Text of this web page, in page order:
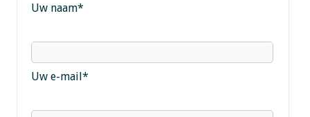
Uw naam*
Uw e-mail*